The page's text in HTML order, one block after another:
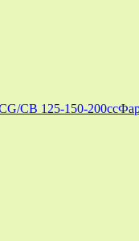
CB 125-150-200cc